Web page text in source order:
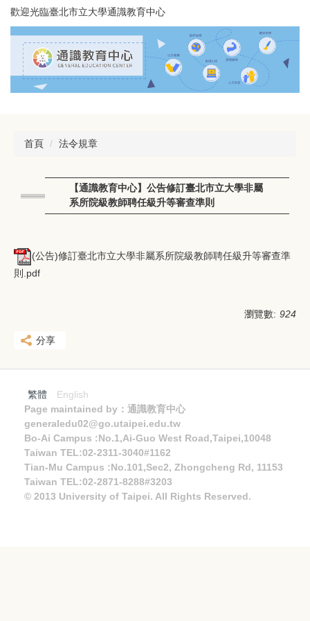
跳
到
主
歡迎光臨臺北市立大學通識教育中心
首頁 法令規章
【通識教育中心】公告修訂臺北市立大學非屬
系所院級教師聘任級升等審查準則
(公告)修訂臺北市立大學非屬系所院級教師聘任級升等審查準
則.pdf
瀏覽數: 924
分享
繁體
English
Page maintained by：通識教育中心
generaledu02@go.utaipei.edu.tw
Bo-Ai Campus :No.1,Ai-Guo West Road,Taipei,10048
Taiwan TEL:02-2311-3040#1162
Tian-Mu Campus :No.101,Sec2, Zhongcheng Rd, 11153
Taiwan TEL:02-2871-8288#3203
© 2013 University of Taipei. All Rights Reserved.